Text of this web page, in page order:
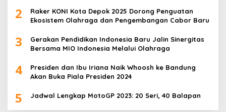
2
Raker KONI Kota Depok 2025 Dorong Penguatan
Ekosistem Olahraga dan Pengembangan Cabor Baru
3
Gerakan Pendidikan Indonesia Baru Jalin Sinergitas
Bersama MIO Indonesia Melalui Olahraga
4
Presiden dan Ibu Iriana Naik Whoosh ke Bandung
Akan Buka Piala Presiden 2024
5 Jadwal Lengkap MotoGP 2023: 20 Seri, 40 Balapan